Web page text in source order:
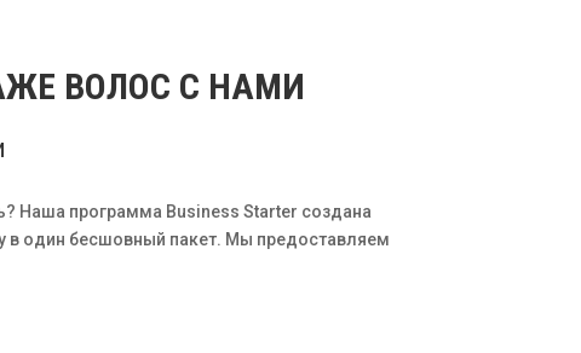
ВОЛОС С НАМИ
Наша программа Business Starter создана
в один бесшовный пакет. Мы предоставляем